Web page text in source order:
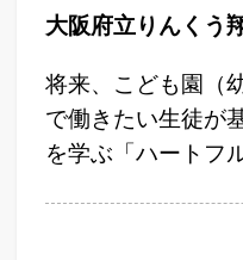
大阪府立りんくう
将来、こども園（
で働きたい生徒が
を学ぶ「ハートフ